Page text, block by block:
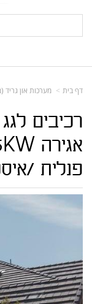
דף בית מערכות און
רכיבים
פנלית /